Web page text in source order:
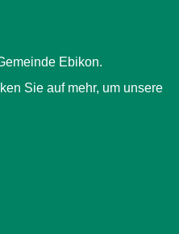
Ebikon.
Sie auf mehr, um unsere